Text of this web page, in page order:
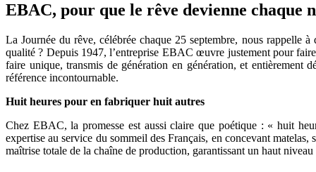
EBAC, pour que le rêve devienne chaque
La Journée du rêve, célébrée chaque 25 septembre, nous
qualité ? Depuis 1947, l’entreprise EBAC œuvre justement pour
faire unique, transmis de génération en génération, et entièrement
référence incontournable.
Huit heures pour en fabriquer huit autres
Chez EBAC, la promesse est aussi claire que poétique : « huit
expertise au service du sommeil des Français, en concevant
maîtrise totale de la chaîne de production, garantissant un haut